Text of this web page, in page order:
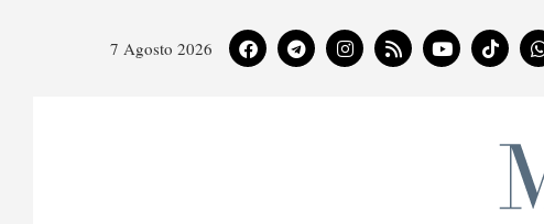
7 Agosto 2026